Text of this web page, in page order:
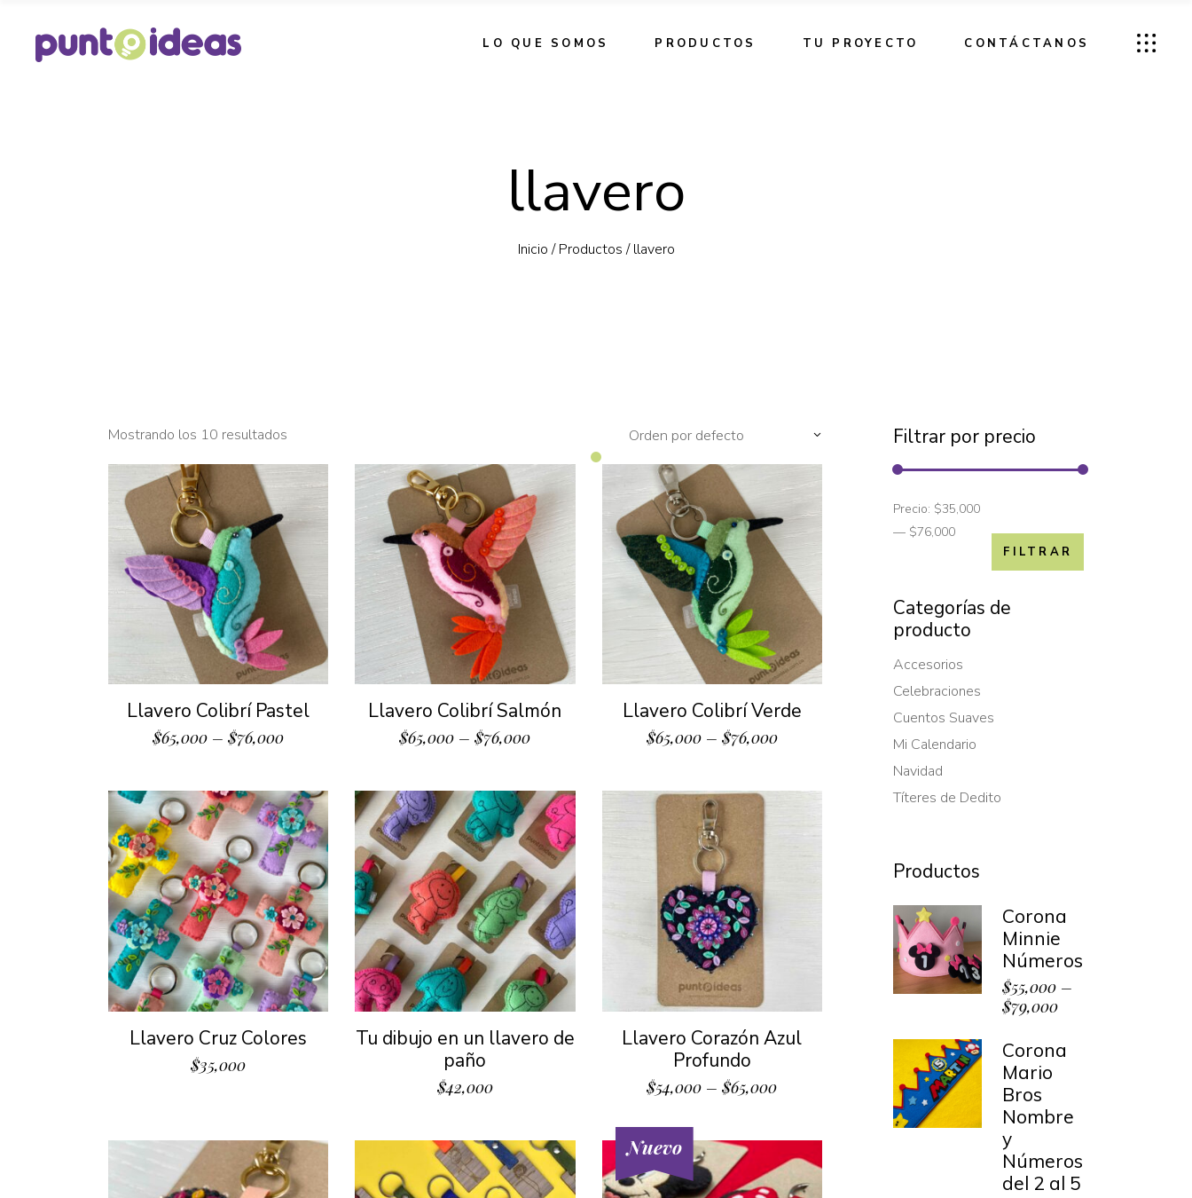
LO QUE SOMOS PRODUCTOS TU PROYECTO CONTÁCTANOS
llavero
Inicio/Productos/llavero
Mostrando los 10 resultados Orden por defecto
Llavero Colibrí Pastel
$65,000 –$76,000
Llavero Colibrí Salmón
$65,000 –$76,000
Llavero Colibrí Verde
$65,000– $76,000
Llavero Cruz Colores
$35,000
Tu dibujo en un llavero de
paño
$42,000
Llavero Corazón Azul
Profundo
$54,000 –$65,000
Nuevo
Filtrar por precio
FILTRAR
Precio: $35,000
— $76,000
Categorías de
producto
Accesorios
Celebraciones
Cuentos Suaves
Mi Calendario
Navidad
Títeres de Dedito
Productos
Corona
Minnie
Números
$55,000 –
$79,000
Corona
Mario
Bros
Nombre
y
Números
del 2 al 5